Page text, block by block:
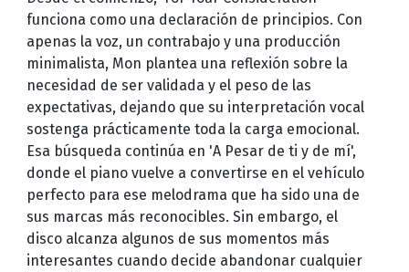
funciona como una declaración de principios. Con
apenas la voz, un contrabajo y una producción
minimalista, Mon plantea una reflexión sobre la
necesidad de ser validada y el peso de las
expectativas, dejando que su interpretación vocal
sostenga prácticamente toda la carga emocional.
Esa búsqueda continúa en 'A Pesar de ti y de mí',
donde el piano vuelve a convertirse en el vehículo
perfecto para ese melodrama que ha sido una de
sus marcas más reconocibles. Sin embargo, el
disco alcanza algunos de sus momentos más
interesantes cuando decide abandonar cualquier